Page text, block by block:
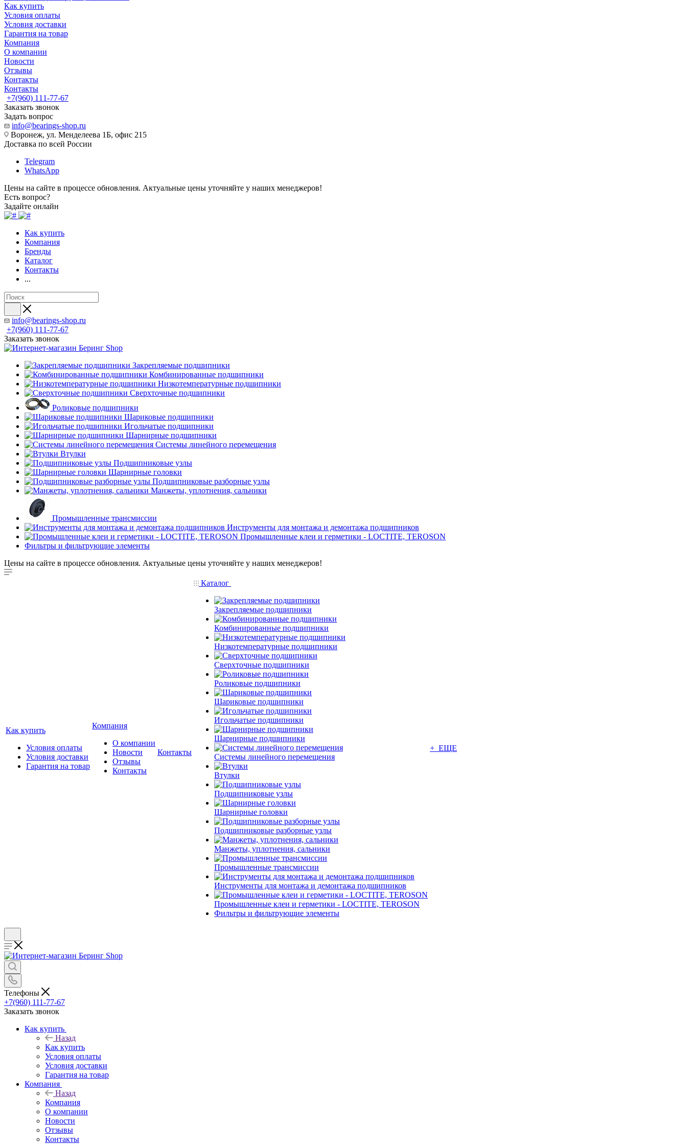
Как купить
Условия оплаты
Условия доставки
Гарантия на товар
Компания
О компании
Новости
Отзывы
Контакты
Контакты
+7(960) 111-77-67
Заказать звонок
Задать вопрос
info@bearings-shop.ru
Воронеж, ул. Менделеева 1Б, офис 215
Доставка по всей России
Telegram
WhatsApp
Цены на сайте в процессе обновления. Актуальные цены уточняйте у наших менеджеров!
Есть вопрос?
Задайте онлайн
Как купить
Компания
Бренды
Каталог
Контакты
...
info@bearings-shop.ru
+7(960) 111-77-67
Заказать звонок
Закрепляемые подшипники
Комбинированные подшипники
Низкотемпературные подшипники
Сверхточные подшипники
Роликовые подшипники
Шариковые подшипники
Игольчатые подшипники
Шарнирные подшипники
Системы линейного перемещения
Втулки
Подшипниковые узлы
Шарнирные головки
Подшипниковые разборные узлы
Манжеты, уплотнения, сальники
Промышленные трансмиссии
Инструменты для монтажа и демонтажа подшипников
Промышленные клеи и герметики - LOCTITE, TEROSON
Фильтры и фильтрующие элементы
Цены на сайте в процессе обновления. Актуальные цены уточняйте у наших менеджеров!
Как купить
Условия оплаты
Условия доставки
Гарантия на товар
Компания
О компании
Новости
Отзывы
Контакты
Контакты
Каталог
Закрепляемые подшипники
Комбинированные подшипники
Низкотемпературные подшипники
Сверхточные подшипники
Роликовые подшипники
Шариковые подшипники
Игольчатые подшипники
Шарнирные подшипники
Системы линейного перемещения
Втулки
Подшипниковые узлы
Шарнирные головки
Подшипниковые разборные узлы
Манжеты, уплотнения, сальники
Промышленные трансмиссии
Инструменты для монтажа и демонтажа подшипников
Промышленные клеи и герметики - LOCTITE, TEROSON
Фильтры и фильтрующие элементы
+ ЕЩЕ
Телефоны
+7(960) 111-77-67
Заказать звонок
Как купить
Назад
Как купить
Условия оплаты
Условия доставки
Гарантия на товар
Компания
Назад
Компания
О компании
Новости
Отзывы
Контакты